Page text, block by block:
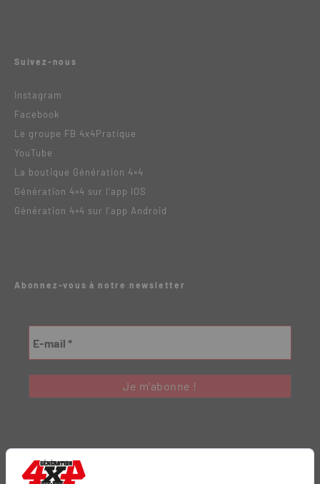
Suivez-nous
Instagram
Facebook
Le groupe FB 4x4Pratique
YouTube
La boutique Génération 4×4
Génération 4×4 sur l’app IOS
Génération 4×4 sur l’app Android
Abonnez-vous à notre newsletter